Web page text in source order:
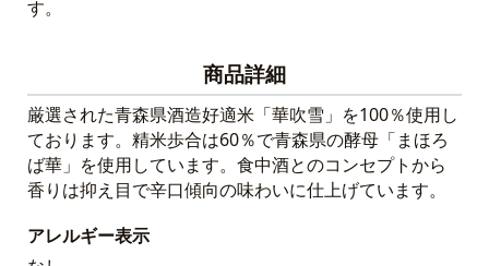
す。
商品詳細
厳選された青森県酒造好適米「華吹雪」を100％使用し
ております。精米歩合は60％で青森県の酵母「まほろ
ば華」を使用しています。食中酒とのコンセプトから
香りは抑え目で辛口傾向の味わいに仕上げています。
アレルギー表示